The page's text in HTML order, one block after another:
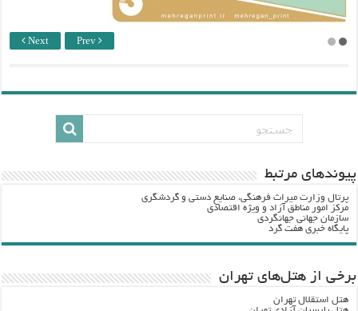
Next Prev
پيوندهاي مرتبط
پرتال وزارت ميراث فرهنگي، صنایع دستی و گردشگري
مرکز امور مناطق آزاد و ویژه اقتصادی
سازمان جهانی جهانگردی
پایگاه خبری هفت گرد
برخی از هتل‌های تهران
هتل استقلال تهران